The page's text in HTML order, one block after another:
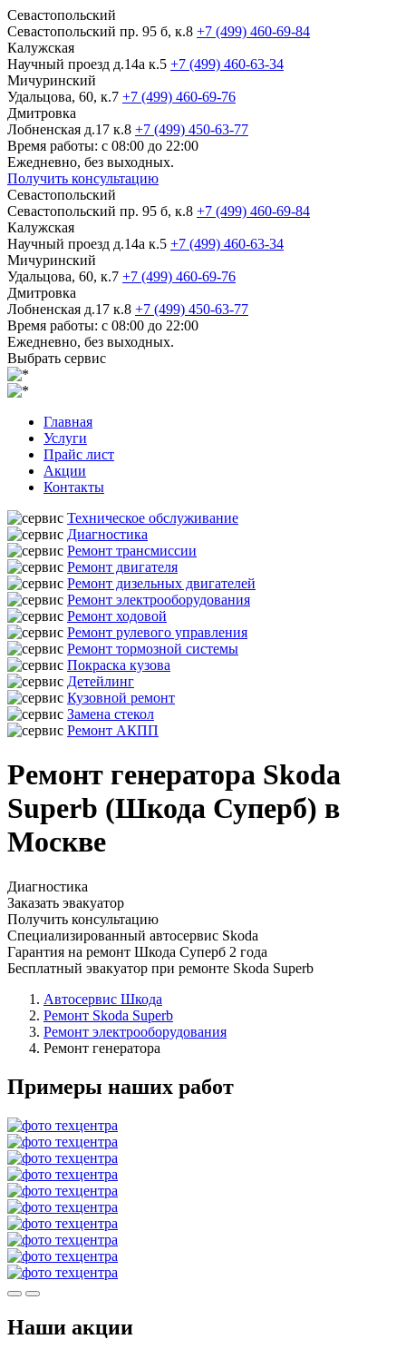
Севастопольский
Севастопольский пр. 95 б, к.8 +7 (499) 460-69-84
Калужская
Научный проезд д.14а к.5 +7 (499) 460-63-34
Мичуринский
Удальцова, 60, к.7 +7 (499) 460-69-76
Дмитровка
Лобненская д.17 к.8 +7 (499) 450-63-77
Время работы: с 08:00 до 22:00
Ежедневно, без выходных.
Получить консультацию
Севастопольский
Севастопольский пр. 95 б, к.8 +7 (499) 460-69-84
Калужская
Научный проезд д.14а к.5 +7 (499) 460-63-34
Мичуринский
Удальцова, 60, к.7 +7 (499) 460-69-76
Дмитровка
Лобненская д.17 к.8 +7 (499) 450-63-77
Время работы: с 08:00 до 22:00
Ежедневно, без выходных.
Выбрать сервис
Главная
Услуги
Прайс лист
Акции
Контакты
Техническое обслуживание
Диагностика
Ремонт трансмиссии
Ремонт двигателя
Ремонт дизельных двигателей
Ремонт электрооборудования
Ремонт ходовой
Ремонт рулевого управления
Ремонт тормозной системы
Покраска кузова
Детейлинг
Кузовной ремонт
Замена стекол
Ремонт АКПП
Ремонт генератора Skoda
Superb (Шкода Суперб) в
Москве
Диагностика
Заказать эвакуатор
Получить консультацию
Специализированный автосервис Skoda
Гарантия на ремонт Шкода Суперб 2 года
Бесплатный эвакуатор при ремонте Skoda Superb
Автосервис Шкода
Ремонт Skoda Superb
Ремонт электрооборудования
Ремонт генератора
Примеры наших работ
Наши акции